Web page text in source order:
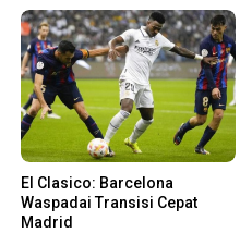
El Clasico: Barcelona
Waspadai Transisi Cepat
Madrid